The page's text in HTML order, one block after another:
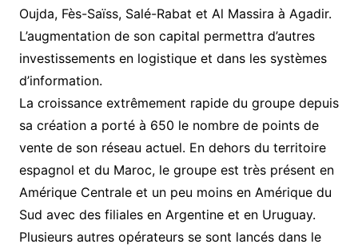
Oujda, Fès-Saïss, Salé-Rabat et Al Massira à Agadir.
L’augmentation de son capital permettra d’autres
investissements en logistique et dans les systèmes
d’information.
La croissance extrêmement rapide du groupe depuis
sa création a porté à 650 le nombre de points de
vente de son réseau actuel. En dehors du territoire
espagnol et du Maroc, le groupe est très présent en
Amérique Centrale et un peu moins en Amérique du
Sud avec des filiales en Argentine et en Uruguay.
Plusieurs autres opérateurs se sont lancés dans le